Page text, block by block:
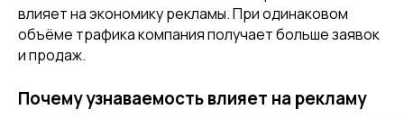
влияет на экономику рекламы. При одинаковом
объёме трафика компания получает больше заявок
и продаж.
Почему узнаваемость влияет на рекламу